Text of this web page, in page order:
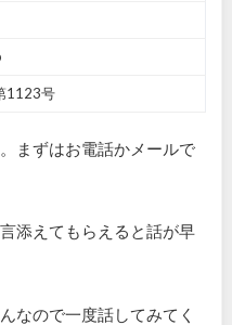
1123号
まずはお電話かメールで
添えてもらえると話が早
なので一度話してみてく